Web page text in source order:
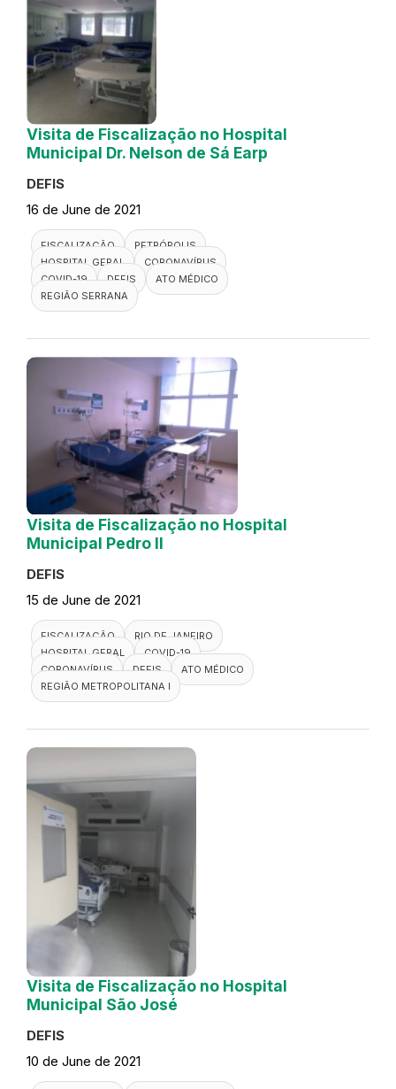
Visita de Fiscalização no Hospital
Municipal Dr. Nelson de Sá Earp
DEFIS
16 de June de 2021
FISCALIZAÇÃO
PETRÓPOLIS
HOSPITAL GERAL
CORONAVÍRUS
COVID-19
DEFIS
ATO MÉDICO
REGIÃO SERRANA
Visita de Fiscalização no Hospital
Municipal Pedro II
DEFIS
15 de June de 2021
FISCALIZAÇÃO
RIO DE JANEIRO
HOSPITAL GERAL
COVID-19
CORONAVÍRUS
DEFIS
ATO MÉDICO
REGIÃO METROPOLITANA I
Visita de Fiscalização no Hospital
Municipal São José
DEFIS
10 de June de 2021